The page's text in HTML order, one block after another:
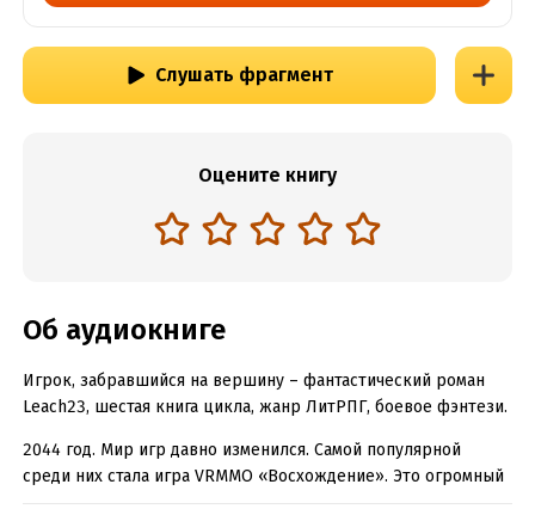
Слушать фрагмент
Оцените книгу
Об аудиокниге
Игрок, забравшийся на вершину – фантастический роман
Leach23, шестая книга цикла, жанр ЛитРПГ, боевое фэнтези.
2044 год. Мир игр давно изменился. Самой популярной
среди них стала игра VRMMO «Восхождение». Это огромный